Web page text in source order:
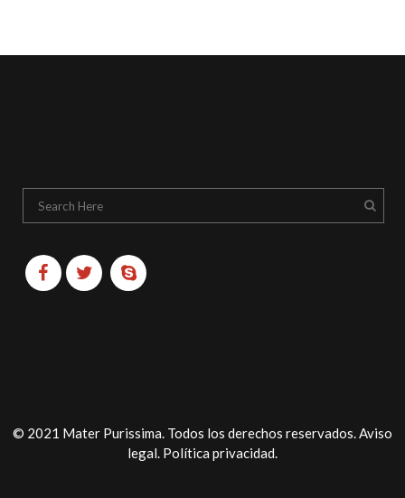
© 2021 Mater Purissima. Todos los derechos reservados.Aviso
legal. Política privacidad.